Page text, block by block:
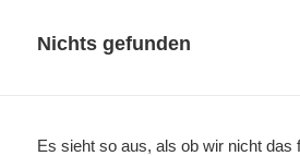
Nichts gefunden
Es sieht so aus, als ob wir nicht das